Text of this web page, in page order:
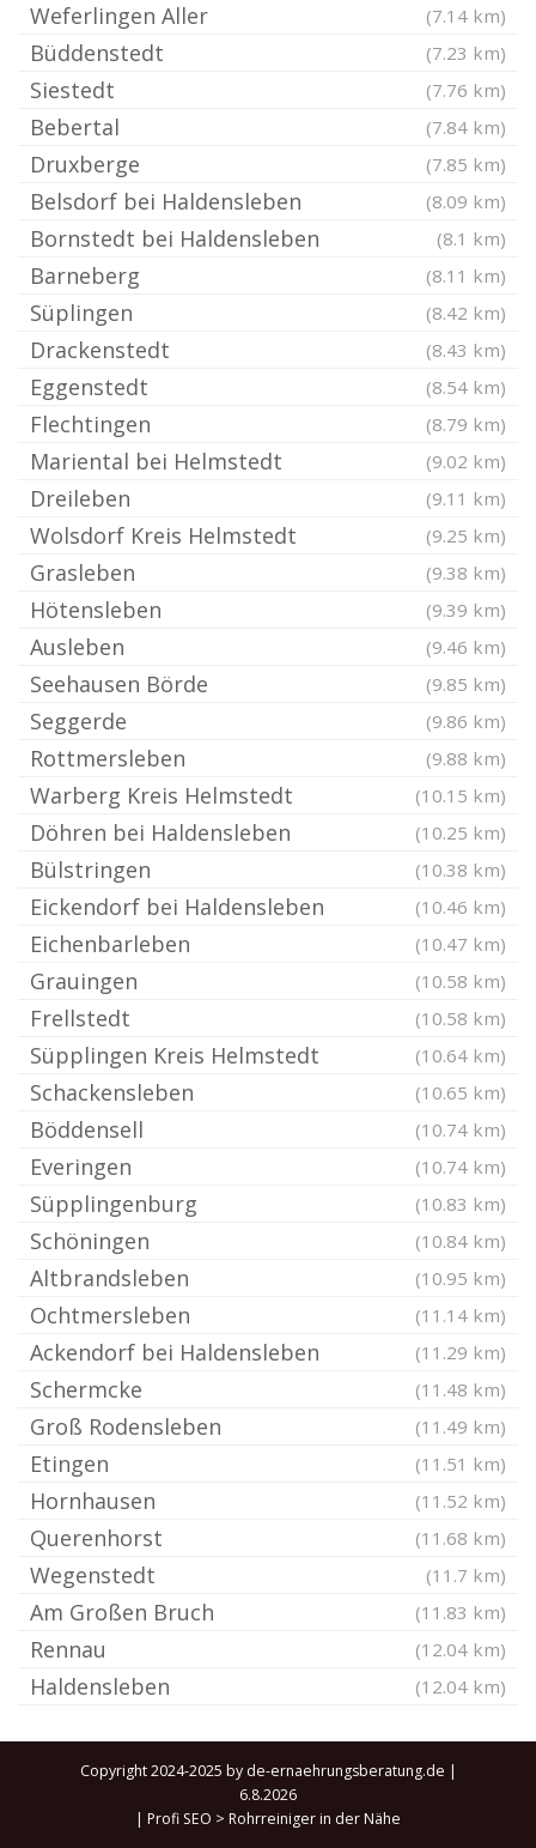
Weferlingen Aller (7.14 km)
Büddenstedt (7.23 km)
Siestedt (7.76 km)
Bebertal (7.84 km)
Druxberge (7.85 km)
Belsdorf bei Haldensleben (8.09 km)
Bornstedt bei Haldensleben (8.1 km)
Barneberg (8.11 km)
Süplingen (8.42 km)
Drackenstedt (8.43 km)
Eggenstedt (8.54 km)
Flechtingen (8.79 km)
Mariental bei Helmstedt (9.02 km)
Dreileben (9.11 km)
Wolsdorf Kreis Helmstedt (9.25 km)
Grasleben (9.38 km)
Hötensleben (9.39 km)
Ausleben (9.46 km)
Seehausen Börde (9.85 km)
Seggerde (9.86 km)
Rottmersleben (9.88 km)
Warberg Kreis Helmstedt (10.15 km)
Döhren bei Haldensleben (10.25 km)
Bülstringen (10.38 km)
Eickendorf bei Haldensleben (10.46 km)
Eichenbarleben (10.47 km)
Grauingen (10.58 km)
Frellstedt (10.58 km)
Süpplingen Kreis Helmstedt (10.64 km)
Schackensleben (10.65 km)
Böddensell (10.74 km)
Everingen (10.74 km)
Süpplingenburg (10.83 km)
Schöningen (10.84 km)
Altbrandsleben (10.95 km)
Ochtmersleben (11.14 km)
Ackendorf bei Haldensleben (11.29 km)
Schermcke (11.48 km)
Groß Rodensleben (11.49 km)
Etingen (11.51 km)
Hornhausen (11.52 km)
Querenhorst (11.68 km)
Wegenstedt (11.7 km)
Am Großen Bruch (11.83 km)
Rennau (12.04 km)
Haldensleben (12.04 km)
Copyright 2024-2025 by de-ernaehrungsberatung.de |
6.8.2026
| Profi SEO > Rohrreiniger in der Nähe